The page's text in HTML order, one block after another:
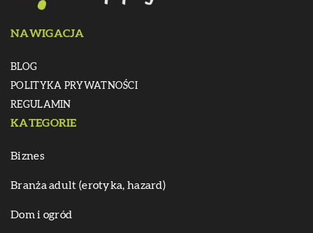
NAWIGACJA
BLOG
POLITYKA PRYWATNOŚCI
REGULAMIN
KATEGORIE
Biznes
Branża adult (erotyka, hazard)
Dom i ogród